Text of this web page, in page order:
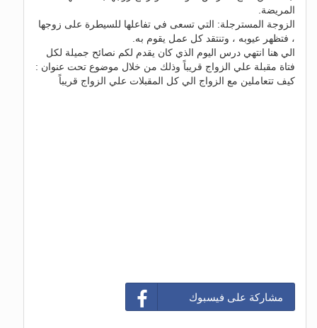
المريضة.
الزوجة المسترجلة: التي تسعى في تفاعلها للسيطرة على زوجها
، فتظهر عيوبه ، وتنتقد كل عمل يقوم به.
الي هنا انتهي درس اليوم الذي كان يقدم لكم نصائح جميلة لكل
فتاة مقبلة علي الزواج قريباً وذلك من خلال موضوع تحت عنوان :
كيف تتعاملين مع الزواج الي كل المقبلات علي الزواج قريباً
مشاركة على فيسبوك